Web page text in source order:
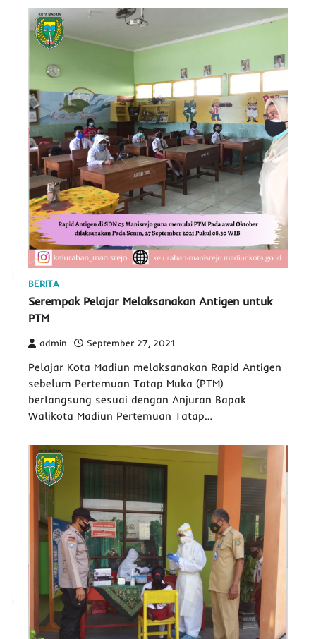
BERITA
Serempak Pelajar Melaksanakan Antigen untuk
PTM
admin September 27, 2021
Pelajar Kota Madiun melaksanakan Rapid Antigen
sebelum Pertemuan Tatap Muka (PTM)
berlangsung sesuai dengan Anjuran Bapak
Walikota Madiun Pertemuan Tatap…